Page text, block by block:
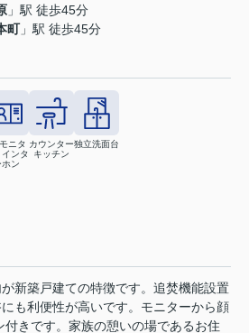
」駅 徒歩45分
町」駅 徒歩45分
ニタ
ンタ
ホン
カウンター
キッチン
独立洗面台
新築戸建ての特徴です。追焚機能設置
も利便性が高いです。モニターから顔
きです。家族の憩いの場であるお住